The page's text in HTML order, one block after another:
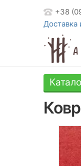
+38
Доставка